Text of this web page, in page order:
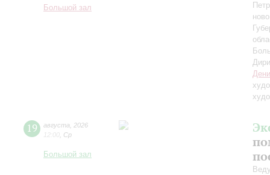
Большой зал
19 августа
2026
12:00 Ср
Большой зал